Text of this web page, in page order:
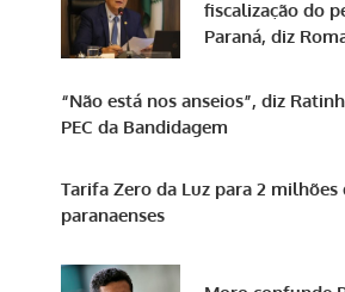
fiscalização do
Paraná, diz
“Não está nos anseios”, diz
PEC da Bandidagem
Tarifa Zero da Luz para 2 milhões
paranaenses